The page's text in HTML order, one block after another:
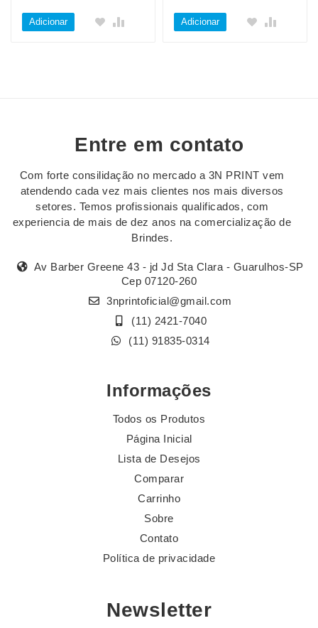
Adicionar Adicionar
Entre em contato
Com forte consilidação no mercado a 3N PRINT vem
atendendo cada vez mais clientes nos mais diversos
setores. Temos profissionais qualificados, com
experiencia de mais de dez anos na comercialização de
Brindes.
Av Barber Greene 43 - jd Jd Sta Clara - Guarulhos-SP
Cep 07120-260
3nprintoficial@gmail.com
(11) 2421-7040
(11) 91835-0314
Informações
Todos os Produtos
Página Inicial
Lista de Desejos
Comparar
Carrinho
Sobre
Contato
Política de privacidade
Newsletter